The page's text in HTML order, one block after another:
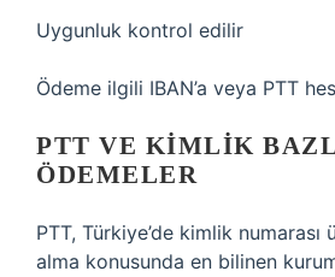
Uygunluk kontrol edilir
Ödeme ilgili IBAN’a veya PTT
PTT VE KIMLIK
ÖDEMELER
PTT, Türkiye’de kimlik
alma konusunda en bilinen